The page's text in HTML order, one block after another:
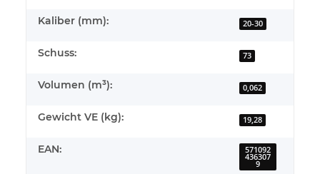
Kaliber (mm): 20-30
Schuss: 73
Volumen (m³): 0,062
Gewicht VE (kg): 19,28
EAN: 571092
436307
9